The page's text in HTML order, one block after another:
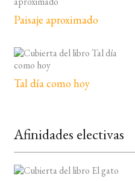
Paisaje aproximado
Tal día como hoy
Afinidades electivas